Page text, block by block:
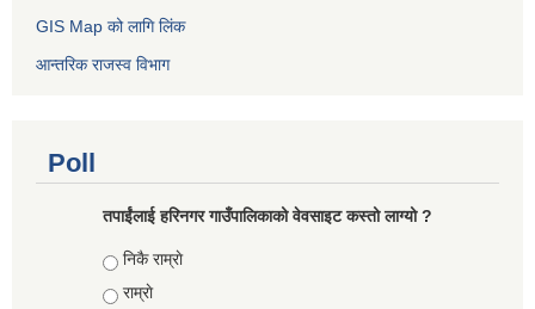
GIS Map को लागि लिंक
आन्तरिक राजस्व विभाग
Poll
तपाईंलाई हरिनगर गाउँपालिकाको वेवसाइट कस्तो लाग्यो ?
Choices
निकै राम्राे
राम्राे